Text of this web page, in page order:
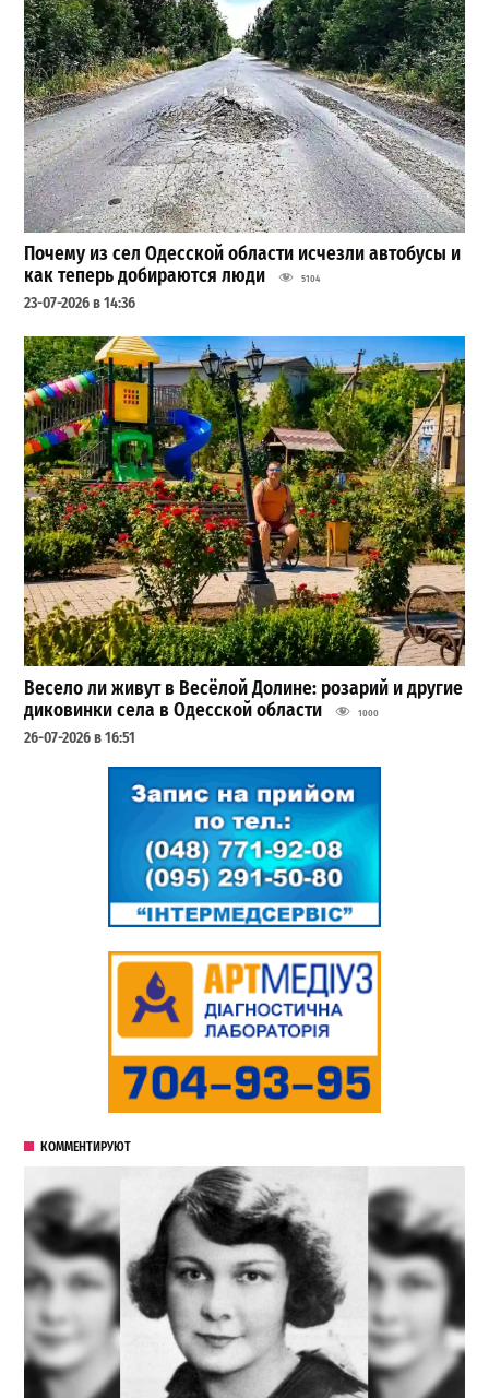
Почему из сел Одесской области исчезли автобусы и
как теперь добираются люди
5104
23-07-2026 в 14:36
Весело ли живут в Весёлой Долине: розарий и другие
диковинки села в Одесской области
1000
26-07-2026 в 16:51
КОММЕНТИРУЮТ